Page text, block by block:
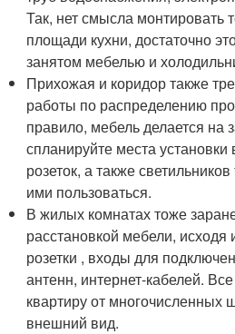
Так, нет смысла монтировать
площади кухни, достаточно
занятом мебелью и
Прихожая и коридор также
работы по распределению
правило, мебель делается на
спланируйте места
розеток, а также
ими пользоваться.
В жилых комнатах тоже
расстановкой мебели, исходя
розетки , входы для
антенн, интернет-кабелей.
квартиру от многочисленных
внешний вид.